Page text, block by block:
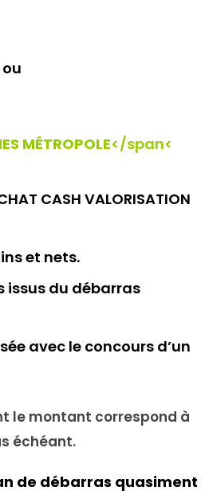
ou
MÉTROPOLE</span<
CASH VALORISATION
et nets.
issus du débarras
avec le concours d’un
le montant correspond à
échéant.
de débarras quasiment